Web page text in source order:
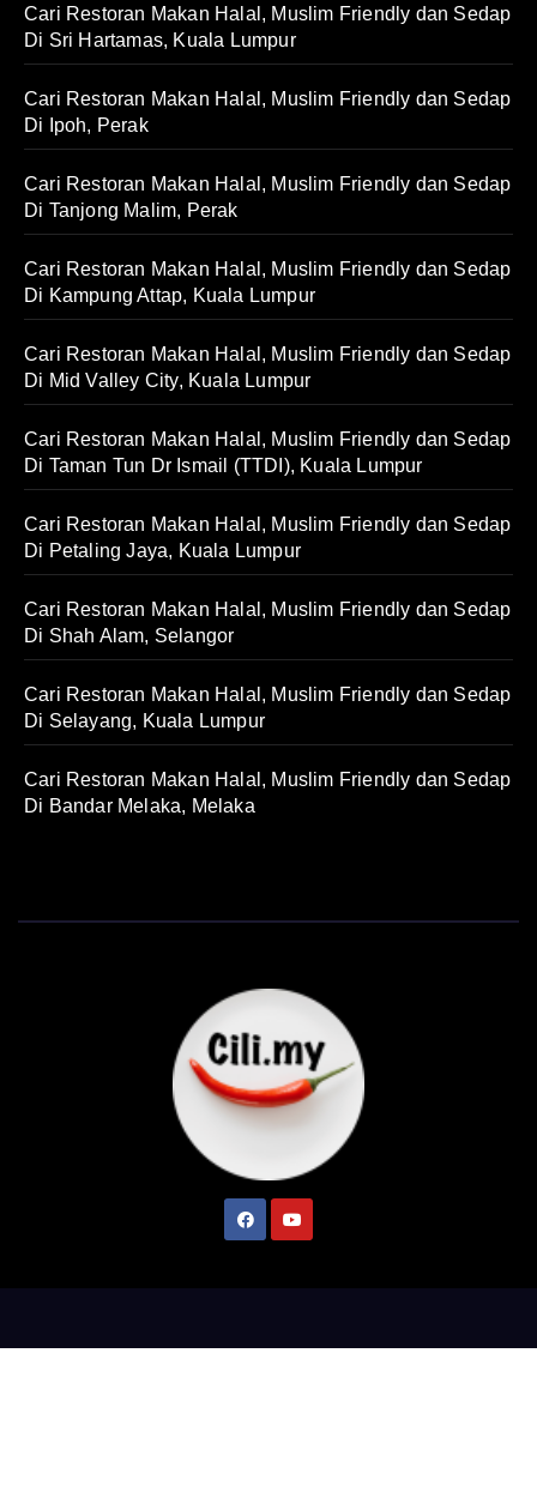
Cari Restoran Makan Halal, Muslim Friendly dan Sedap
Di Sri Hartamas, Kuala Lumpur
Cari Restoran Makan Halal, Muslim Friendly dan Sedap
Di Ipoh, Perak
Cari Restoran Makan Halal, Muslim Friendly dan Sedap
Di Tanjong Malim, Perak
Cari Restoran Makan Halal, Muslim Friendly dan Sedap
Di Kampung Attap, Kuala Lumpur
Cari Restoran Makan Halal, Muslim Friendly dan Sedap
Di Mid Valley City, Kuala Lumpur
Cari Restoran Makan Halal, Muslim Friendly dan Sedap
Di Taman Tun Dr Ismail (TTDI), Kuala Lumpur
Cari Restoran Makan Halal, Muslim Friendly dan Sedap
Di Petaling Jaya, Kuala Lumpur
Cari Restoran Makan Halal, Muslim Friendly dan Sedap
Di Shah Alam, Selangor
Cari Restoran Makan Halal, Muslim Friendly dan Sedap
Di Selayang, Kuala Lumpur
Cari Restoran Makan Halal, Muslim Friendly dan Sedap
Di Bandar Melaka, Melaka